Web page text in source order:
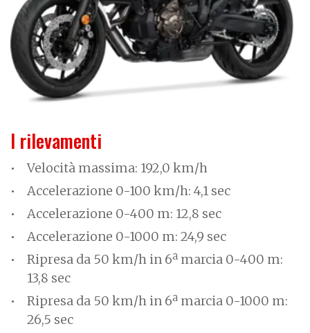
I rilevamenti
Velocità massima: 192,0 km/h
Accelerazione 0-100 km/h: 4,1 sec
Accelerazione 0-400 m: 12,8 sec
Accelerazione 0-1000 m: 24,9 sec
Ripresa da 50 km/h in 6ª marcia 0-400 m:
13,8 sec
Ripresa da 50 km/h in 6ª marcia 0-1000 m:
26,5 sec